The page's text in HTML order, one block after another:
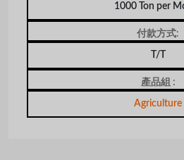
1000 Ton per
付款方式:
T/T
產品組 :
Agriculture